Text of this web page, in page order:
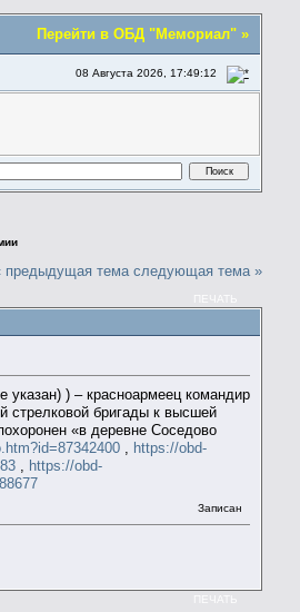
Перейти в ОБД "Мемориал" »
08 Августа 2026, 17:49:12
предыдущая тема следующая тема »
ПЕЧАТЬ
) – красноармеец командир
стрелковой бригады к высшей
«в деревне Соседово
, https://obd-
, https://obd-
Записан
ПЕЧАТЬ